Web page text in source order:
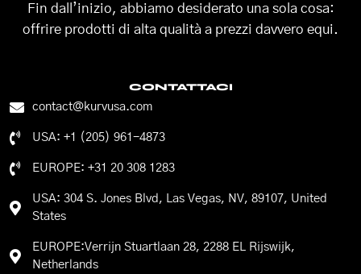
Fin dall’inizio, abbiamo desiderato una sola cosa:
offrire prodotti di alta qualità a prezzi davvero equi.
CONTATTACI
contact@kurvusa.com
USA: +1 (205) 961-4873
EUROPE: +31 20 308 1283
USA: 304 S. Jones Blvd, Las Vegas, NV, 89107, United
States
EUROPE:Verrijn Stuartlaan 28, 2288 EL Rijswijk,
Netherlands